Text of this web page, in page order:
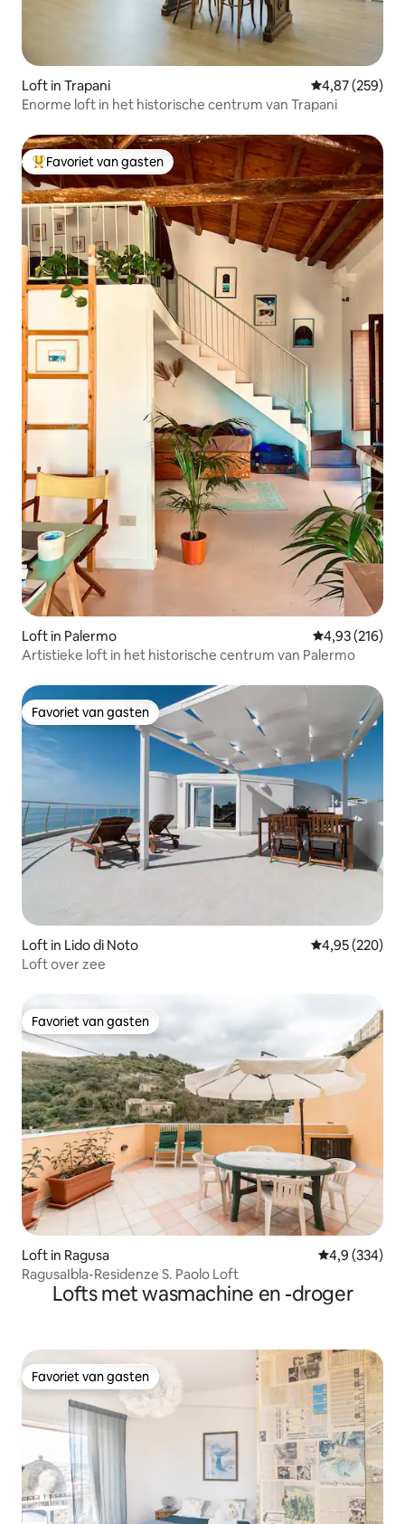
Loft in Trapani Gemiddelde
4,87 (259)
Enorme loft in het historische centrum van Trapani
Topfavoriet van gasten
Favoriet van gasten
Loft in Palermo Gemiddelde
4,93 (216)
Artistieke loft in het historische centrum van Palermo
Favoriet van gasten
Favoriet van gasten
Loft in Lido di Noto Gemiddelde
4,95 (220)
Loft over zee
Favoriet van gasten
Favoriet van gasten
Loft in Ragusa Gemiddelde
4,9 (334)
RagusaIbla-Residenze S. Paolo Loft
Lofts met wasmachine en -droger
Favoriet van gasten
Favoriet van gasten